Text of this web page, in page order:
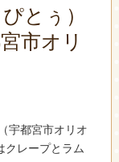
とぅ）
市オリ
宇都宮市オリオ
レープとラム